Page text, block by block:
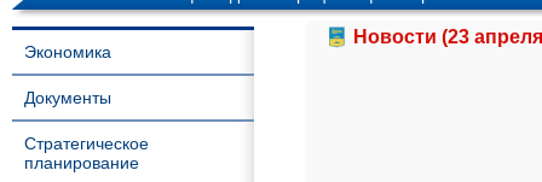
Экономика
Документы
Стратегическое
планирование
Новости (23